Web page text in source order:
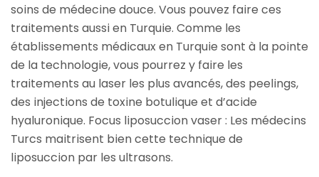
soins de médecine douce. Vous pouvez faire ces
traitements aussi en Turquie. Comme les
établissements médicaux en Turquie sont à la pointe
de la technologie, vous pourrez y faire les
traitements au laser les plus avancés, des peelings,
des injections de toxine botulique et d’acide
hyaluronique. Focus liposuccion vaser : Les médecins
Turcs maitrisent bien cette technique de
liposuccion par les ultrasons.